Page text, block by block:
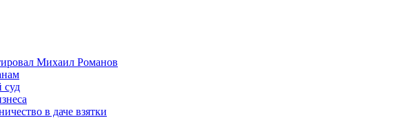
Михаил Романов
суд
в даче взятки